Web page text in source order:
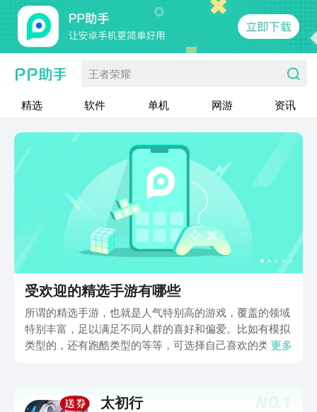
王者荣耀
精选 软件 单机 网游 资讯
受欢迎的精选手游有哪些
所谓的精选手游，也就是人气特别高的游戏，覆盖的领域
特别丰富，足以满足不同人群的喜好和偏爱。比如有模拟
类型的，还有跑酷类型的等等，可选择自己喜欢的类型，
桃源深处有人家就是很好的选择，不妨从中正确挑选一款
更多
NO.1
太初行